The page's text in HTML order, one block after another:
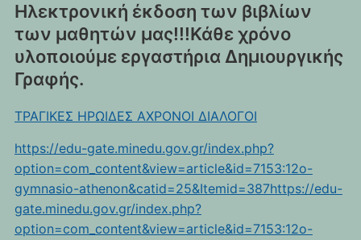
Ηλεκτρονική έκδοση των βιβλίων
των μαθητών μας!!!Κάθε χρόνο
υλοποιούμε εργαστήρια Δημιουργικής
Γραφής.
ΤΡΑΓΙΚΕΣ ΗΡΩΙΔΕΣ ΑΧΡΟΝΟΙ ΔΙΑΛΟΓΟΙ
https://edu-gate.minedu.gov.gr/index.php?
option=com_content&view=article&id=7153:12o-
gymnasio-athenon&catid=25&Itemid=387https://edu-
gate.minedu.gov.gr/index.php?
option=com_content&view=article&id=7153:12o-